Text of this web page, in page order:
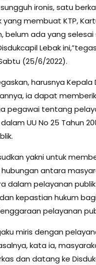
ironis, satu
membuat KTP,
belum ada yang
Lebak
(25/6/2022).
harusnya Kepala
ia dapat
pegawai tentang
UU No 25 Tahun
yakni untuk
antara
dalam pelayanan
kepastian hukum
pelayanan
miris dengan
kata ia,
dan datang ke